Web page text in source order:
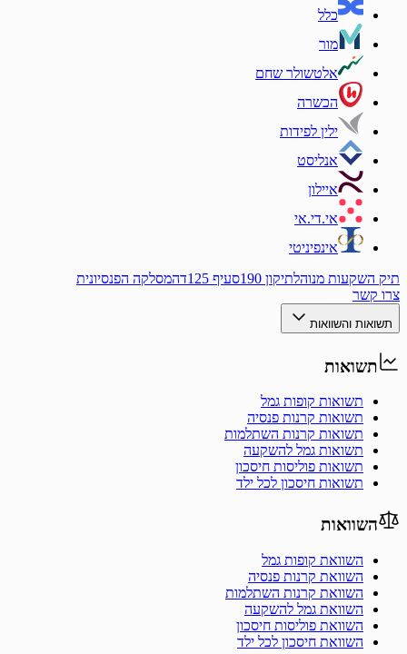
כלל
מור
אלטשולר שחם
הכשרה
ילין לפידות
אנליסט
איילון
אי.די.אי
אינפיניטי
תיק השקעות מנוהלתיקון 190 סעיף 125ד
המסלקה הפנסיונית
צרו קשר
תשואות והשוואות
תשואות
תשואות קופות גמל
תשואות קרנות פנסיה
תשואות קרנות השתלמות
תשואות גמל להשקעה
תשואות פוליסות חיסכון
תשואות חיסכון לכל ילד
השוואות
השוואת קופות גמל
השוואת קרנות פנסיה
השוואת קרנות השתלמות
השוואת גמל להשקעה
השוואת פוליסות חיסכון
השוואת חיסכון לכל ילד